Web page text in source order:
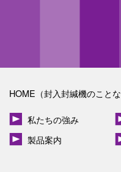
HOME（封入封緘機のこと
私たちの強み
製品案内